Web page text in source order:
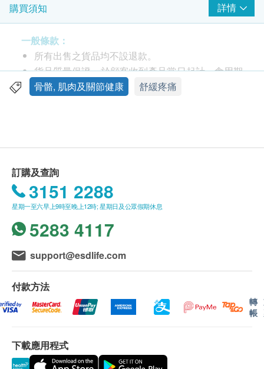
骨刺痛，並有效修復神經的功效；綠唇蚌GLM能消除
紅痛；配合有機硫舒緩肌肉繃緊，針對痛源，消除神
經痺赤
成份
乙酼肉鹼 (Acetyl-L-carnitine)、鎂、綠唇蚌GLM、有
機硫MSM
注意事項
孕婦、哺乳期女性及兒童慎用
使用中如有不適，請停止服用或諮詢醫生意見。
請置產品於陰涼位置。
購買須知 詳情
一般條款：
所有出售之貨品均不設退款。
貨品質量保證，於顧客收到產品當日起計，食用期
應最少有9個月或以上。
購買產品總額滿HK$300，即可享本地免費送貨服
務。賬單總額未滿HK$300需附加HK$30運費。
我們將於確定訂單後1-3個工作天內安排發貨。
不排除運送時間會因節日而有所影響。當八號烈風
訊號懸掛或黑色暴雨警告生效時，送貨服務時間將
會延遲。
所有訂單須視乎相關貨品的供應情況再作最後確
認。倘若健康網購health.ESDlife未能提供任何訂
單上的貨品，健康網購health.ESDlife有權拒絕接
受該訂單，並且會於送貨前透過電話或電郵通知顧
退換條款：
骨骼, 肌肉及關節健康 舒緩疼痛
訂購及查詢
3151 2288
星期一至六早上9時至晚上12時; 星期日及公眾假期休息
5283 4117
support@esdlife.com
付款方法
轉
帳
下載應用程式